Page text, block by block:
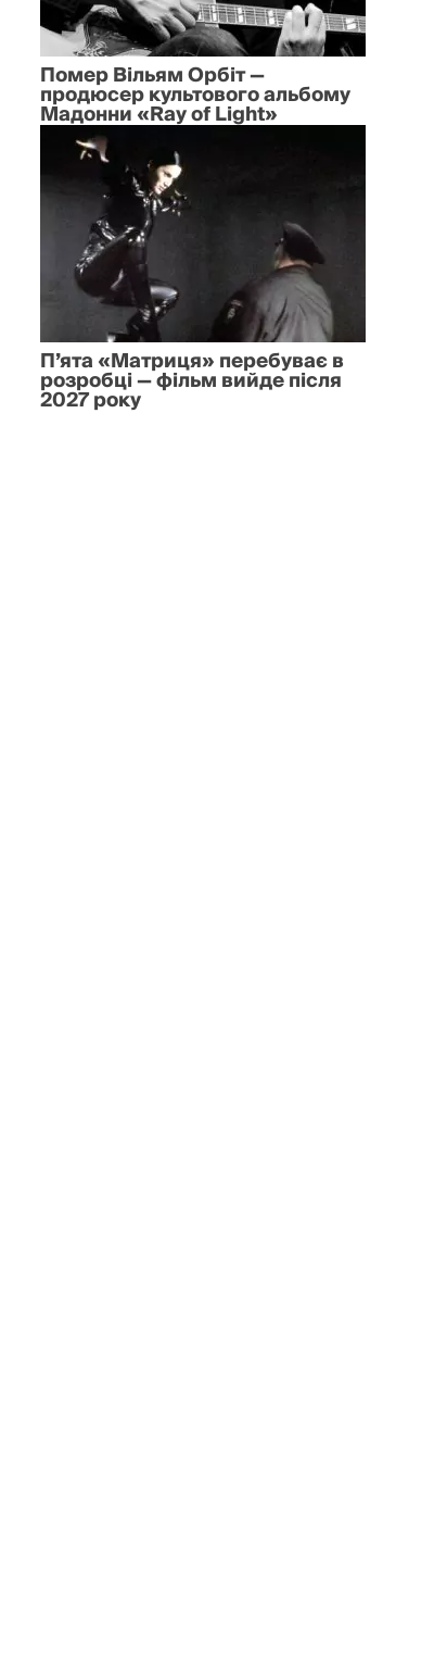
Помер Вільям Орбіт —
продюсер культового альбому
Мадонни «Ray of Light»
П’ята «Матриця» перебуває в
розробці — фільм вийде після
2027 року